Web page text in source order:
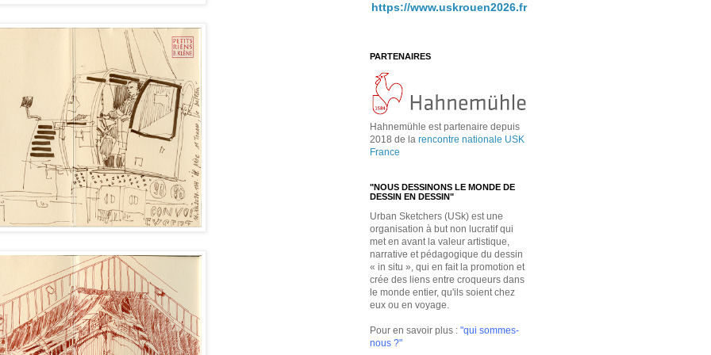
https://www.uskrouen2026.fr
PARTENAIRES
Hahnemühle est partenaire depuis
2018 de la rencontre nationale USK
France
"NOUS DESSINONS LE MONDE DE
DESSIN EN DESSIN"
Urban Sketchers (USk) est une
organisation à but non lucratif qui
met en avant la valeur artistique,
narrative et pédagogique du dessin
« in situ », qui en fait la promotion et
crée des liens entre croqueurs dans
le monde entier, qu'ils soient chez
eux ou en voyage.
Pour en savoir plus : "qui sommes-
nous ?"